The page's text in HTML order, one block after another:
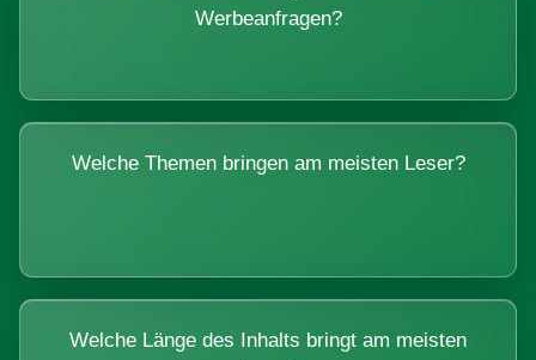
Werbeanfragen?
Welche Themen bringen am meisten Leser?
Welche Länge des Inhalts bringt am meisten